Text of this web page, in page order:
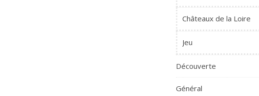
Châteaux de la Loire
Jeu
Découverte
Général